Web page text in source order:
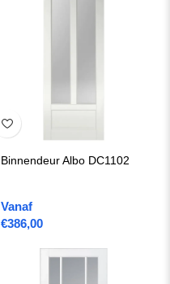
Binnendeur Albo DC1102
Vanaf
€386,00